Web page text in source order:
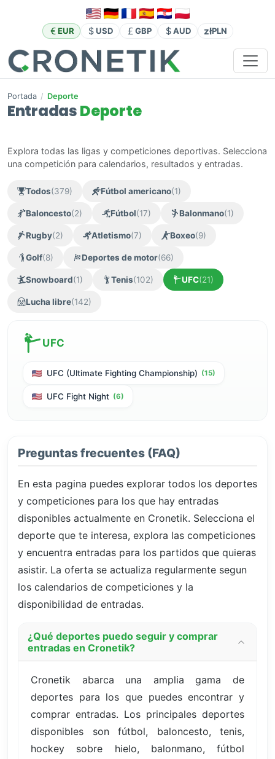
EUR USD GBP AUD złPLN
Portada / Deporte
EntradasDeporte
Explora todas las ligas y competiciones deportivas. Selecciona
una competición para calendarios, resultados y entradas.
Todos(379) Fútbol americano(1)
Baloncesto(2) Fútbol(17) Balonmano(1)
Rugby(2) Atletismo(7) Boxeo(9)
Golf(8) Deportes de motor(66)
Snowboard(1) Tenis(102) UFC(21)
Lucha libre(142)
UFC
UFC (Ultimate Fighting Championship) (15)
UFC Fight Night (6)
Preguntas frecuentes (FAQ)
En esta pagina puedes explorar todos los deportes
y competiciones para los que hay entradas
disponibles actualmente en Cronetik. Selecciona el
deporte que te interesa, explora las competiciones
y encuentra entradas para los partidos que quieras
asistir. La oferta se actualiza regularmente segun
los calendarios de competiciones y la
disponibilidad de entradas.
¿Qué deportes puedo seguir y comprar
entradas en Cronetik?
Cronetik abarca una amplia gama de
deportes para los que puedes encontrar y
comprar entradas. Los principales deportes
disponibles son fútbol, baloncesto, tenis,
hockey sobre hielo, balonmano, fútbol